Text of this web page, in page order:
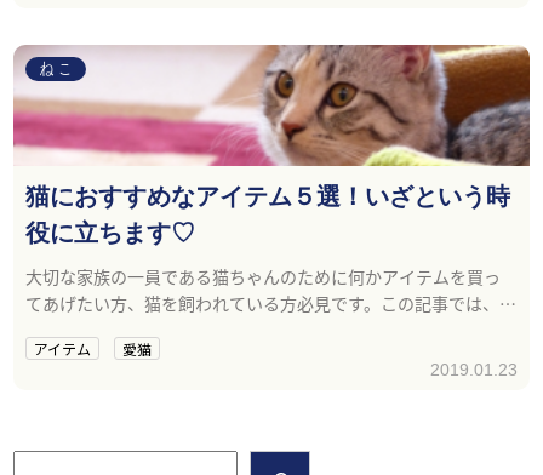
ねこ
猫におすすめなアイテム５選！いざという時
役に立ちます♡
大切な家族の一員である猫ちゃんのために何かアイテムを買っ
てあげたい方、猫を飼われている方必見です。この記事では、猫
を紹介します。
アイテム 愛猫
2019.01.23
検索